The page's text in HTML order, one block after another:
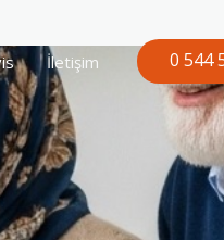
İletişim 0 544